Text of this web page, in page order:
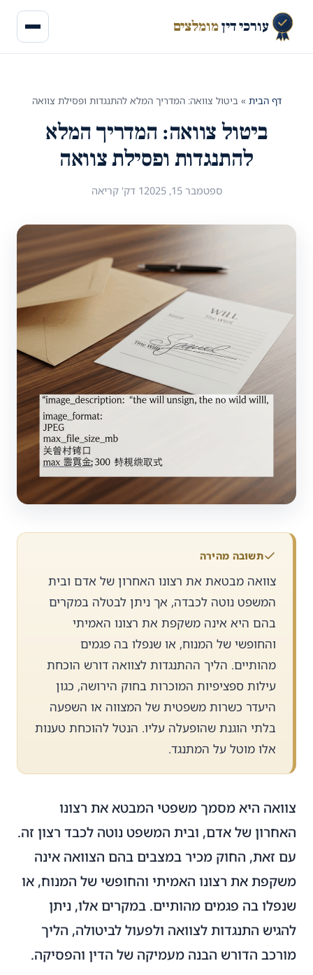
עורכי דיןמומלצים
דף הבית »ביטול צוואה: המדריך המלא להתנגדות ופסילת צוואה
ביטול צוואה: המדריך המלא
להתנגדות ופסילת צוואה
ספטמבר 15, 2025 1 דק' קריאה
תשובה מהירה
צוואה מבטאת את רצונו האחרון של אדם ובית
המשפט נוטה לכבדה, אך ניתן לבטלה במקרים
בהם היא אינה משקפת את רצונו האמיתי
והחופשי של המנוח, או שנפלו בה פגמים
מהותיים. הליך ההתנגדות לצוואה דורש הוכחת
עילות ספציפיות המוכרות בחוק הירושה, כגון
היעדר כשרות משפטית של המצווה או השפעה
בלתי הוגנת שהופעלה עליו. הנטל להוכחת טענות
אלו מוטל על המתנגד.
צוואה היא מסמך משפטי המבטא את רצונו
האחרון של אדם, ובית המשפט נוטה לכבד רצון זה.
עם זאת, החוק מכיר במצבים בהם הצוואה אינה
משקפת את רצונו האמיתי והחופשי של המנוח, או
שנפלו בה פגמים מהותיים. במקרים אלו, ניתן
להגיש התנגדות לצוואה ולפעול לביטולה, הליך
מורכב הדורש הבנה מעמיקה של הדין והפסיקה.